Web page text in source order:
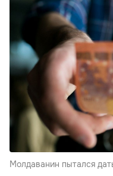
Молдаванин пытался